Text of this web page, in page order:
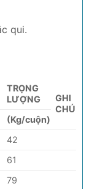
qui.
TRỌNG
LƯỢNG
GHI
CHÚ
(Kg/cuộn)
42
61
79